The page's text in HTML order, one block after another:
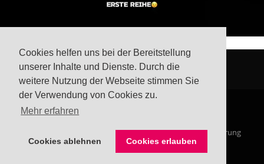
Cookies helfen uns bei der Bereitstellung
unserer Inhalte und Dienste. Durch die
weitere Nutzung der Webseite stimmen Sie
der Verwendung von Cookies zu.
Mehr erfahren
Cookies ablehnen Cookies erlauben
Impressum Datenschutzerklärung